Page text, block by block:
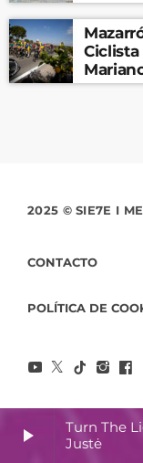
play_arrow
Turn The
Justė
2025 © SIE7E I
CONTACTO
POLÍTICA DE